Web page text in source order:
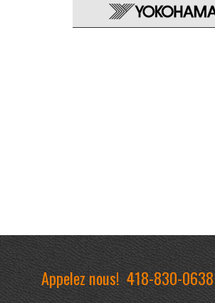
Appelez nous!418-830-0638